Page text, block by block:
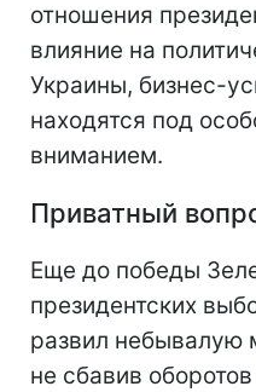
отношения
влияние на
Украины, бизнес-
находятся под
вниманием.
Приватный
Еще до победы
президентских
развил небывалую
не сбавив